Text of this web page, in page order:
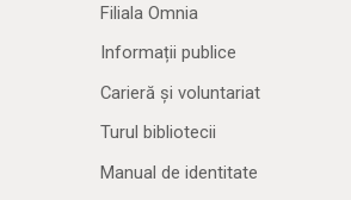
Filiala Omnia
Informații publice
Carieră și voluntariat
Turul bibliotecii
Manual de identitate